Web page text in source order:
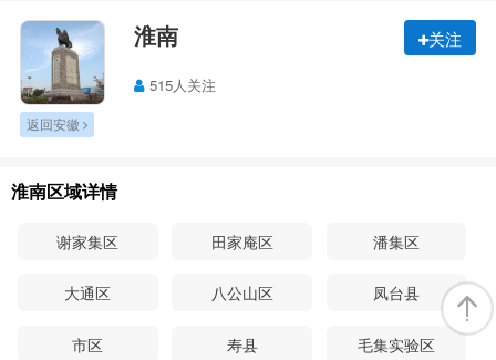
淮南 关注
515人关注
返回安徽
淮南区域详情
谢家集区 田家庵区 潘集区
大通区 八公山区 凤台县
市区 寿县 毛集实验区